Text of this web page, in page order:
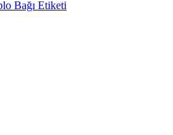
Bağı Etiketi